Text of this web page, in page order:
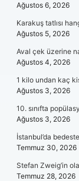
Ağustos 6, 2026
Karakuş tatlısı
Ağustos 5, 2026
Aval çek üzerine
Ağustos 4, 2026
1 kilo undan kaç
Ağustos 3, 2026
10. sınıfta
Ağustos 3, 2026
İstanbul’da
Temmuz 30, 2026
Stefan Zweig’in
Temmuz 28, 2026